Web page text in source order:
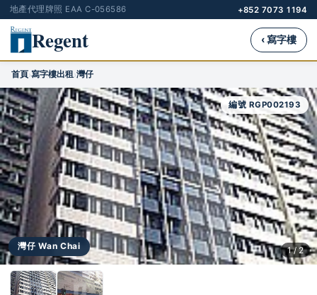
地產代理牌照 EAA C-056586 +852 7073 1194
Regent ‹ 寫字樓
首頁›寫字樓出租›灣仔
灣仔 Wan Chai
編號 RGP002193
1 / 2